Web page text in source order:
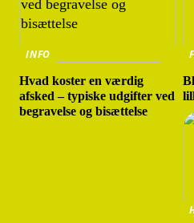
INFO
Hvad koster en værdig
afsked – typiske udgifter ved
begravelse og bisættelse